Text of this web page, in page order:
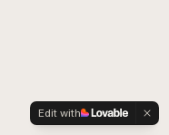
Edit with